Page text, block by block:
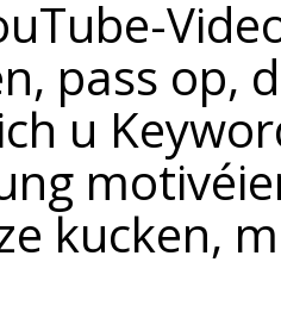
pass op,
u
kucken,